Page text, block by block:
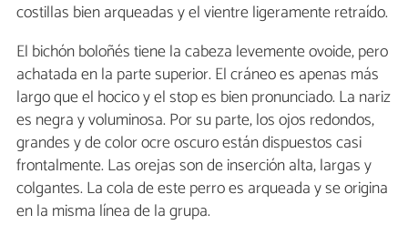
costillas bien arqueadas y el vientre ligeramente retraído.
El bichón boloñés tiene la cabeza levemente ovoide, pero
achatada en la parte superior. El cráneo es apenas más
largo que el hocico y el stop es bien pronunciado. La nariz
es negra y voluminosa. Por su parte, los ojos redondos,
grandes y de color ocre oscuro están dispuestos casi
frontalmente. Las orejas son de inserción alta, largas y
colgantes. La cola de este perro es arqueada y se origina
en la misma línea de la grupa.